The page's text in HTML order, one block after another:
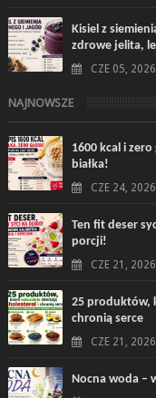
Kisiel z
zdrowe jelita,
CZE 05, 2026
NAJNOWSZE
1600 kcal i zero
białka!
CZE 24, 2026
Ten fit deser
porcji!
CZE 21, 2026
25 produktów,
chronią serce
CZE 21, 2026
Nocna woda –